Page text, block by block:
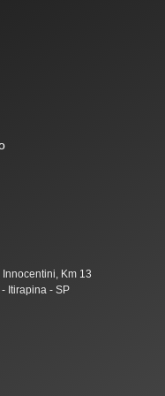
Km 13
Itirapina - SP